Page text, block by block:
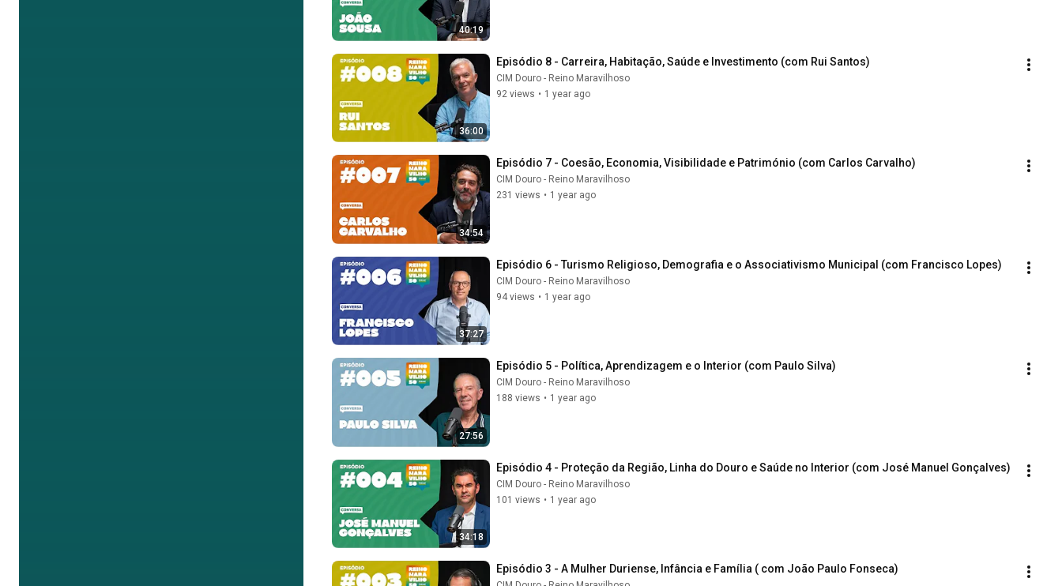
40:19
36:00
Episódio 8 - Carreira, Habitação, Saúde e Investimento (com Rui Santos)
CIM Douro - Reino Maravilhoso
92 views • 1 year ago
34:54
Episódio 7 - Coesão, Economia, Visibilidade e Património (com Carlos Carvalho)
CIM Douro - Reino Maravilhoso
231 views • 1 year ago
37:27
Episódio 6 - Turismo Religioso, Demografia e o Associativismo Municipal (com Francisco Lopes)
CIM Douro - Reino Maravilhoso
94 views • 1 year ago
27:56
Episódio 5 - Política, Aprendizagem e o Interior (com Paulo Silva)
CIM Douro - Reino Maravilhoso
188 views • 1 year ago
34:18
Episódio 4 - Proteção da Região, Linha do Douro e Saúde no Interior (com José Manuel Gonçalves)
CIM Douro - Reino Maravilhoso
101 views • 1 year ago
Episódio 3 - A Mulher Duriense, Infância e Família ( com João Paulo Fonseca)